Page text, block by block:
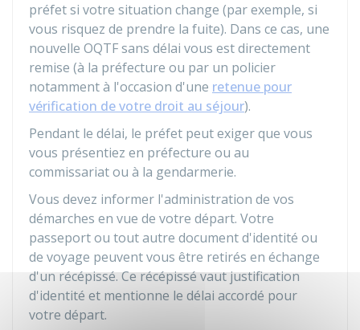
préfet si votre situation change (par exemple, si
vous risquez de prendre la fuite). Dans ce cas, une
nouvelle OQTF sans délai vous est directement
remise (à la préfecture ou par un policier
notamment à l'occasion d'une retenue pour
vérification de votre droit au séjour).
Pendant le délai, le préfet peut exiger que vous
vous présentiez en préfecture ou au
commissariat ou à la gendarmerie.
Vous devez informer l'administration de vos
démarches en vue de votre départ. Votre
passeport ou tout autre document d'identité ou
de voyage peuvent vous être retirés en échange
d'un récépissé. Ce récépissé vaut justification
d'identité et mentionne le délai accordé pour
votre départ.